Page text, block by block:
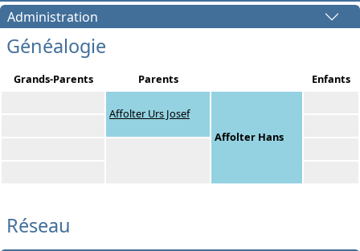
Administration
Généalogie
Grands-Parents Parents Enfants
Affolter Urs Josef
Affolter Hans
Réseau